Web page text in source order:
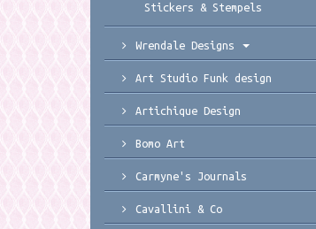
Stickers & Stempels
Wrendale Designs
Art Studio Funk design
Artichique Design
Bomo Art
Carmyne's Journals
Cavallini & Co